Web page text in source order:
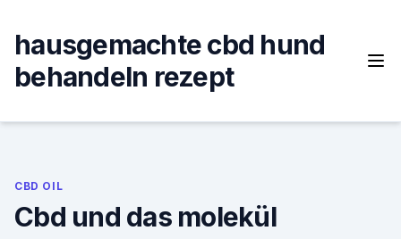
content
hausgemachte cbd hund
behandeln rezept
CBD OIL
Cbd und das molekül